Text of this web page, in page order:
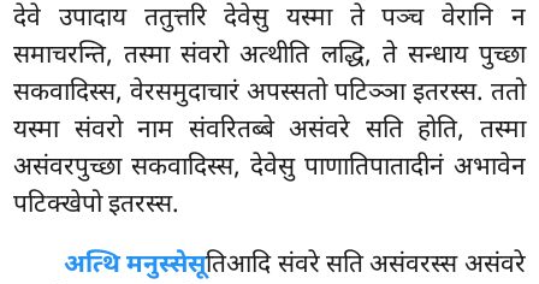
देवे उपादाय ततुत्तरि देवेसु यस्मा ते पञ्च वेरानि न
समाचरन्ति, तस्मा संवरो अत्थीति लद्धि, ते सन्धाय पुच्छा
सकवादिस्स, वेरसमुदाचारं अपस्सतो पटिञ्ञा इतरस्स. ततो
यस्मा संवरो नाम संवरितब्बे असंवरे सति होति, तस्मा
असंवरपुच्छा सकवादिस्स, देवेसु पाणातिपातादीनं अभावेन
पटिक्खेपो इतरस्स.
अत्थि मनुस्सेसूतिआदि संवरे सति असंवरस्स असंवरे